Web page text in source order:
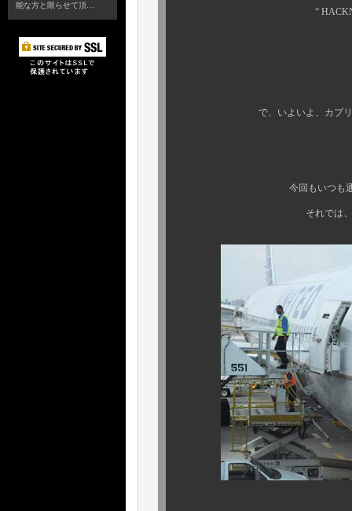
能な方と限らせて頂…
“ HACKNY ” 30
で、いよいよ、カプリ恒例のコ
今回もいつも通り、かなり
それでは、皆様、お待た